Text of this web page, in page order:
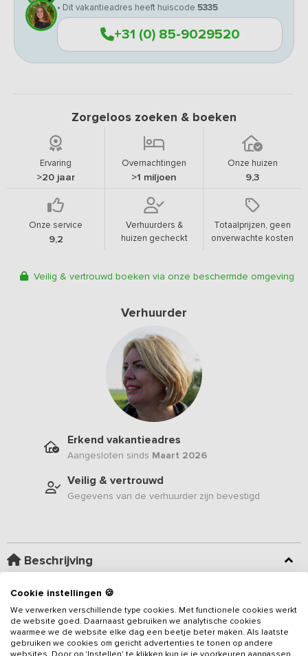
• Dit vakantieadres heeft huiscode 5335
+31 (0) 85-9029520
Zorgeloos zoeken & boeken
Ervaring
>20 jaar
Overnachtingen
>1 miljoen
Onze huizen
9,3
Onze service
9,2
Verhuurders &
huizen gecheckt
Totaalprijzen, geen
onverwachte kosten
Veilig & vertrouwd boeken via onze beschermde omgeving
Verhuurder
Erkend vakantieadres
Aangesloten sinds Maart 2026
Veilig & vertrouwd
Gegevens van de verhuurder zijn bevestigd
Beschrijving
Nieuw in ons aanbod sinds maart 2026
Hart van Nederland, midden tussen uitgestrekte weilanden en
karakteristieke polderlandschappen, ligt ditsfeervolle
vakantieadres voor 16 personen. De groepsaccommodatie
beschikt over1 sfeervolle verblijfsruimte en 6 slaapkamers en
Cookie instellingen 🍪
We verwerken verschillende type cookies. Met functionele cookies werkt
de website goed. Daarnaast gebruiken we analytische cookies
waarmee we de website elke dag een beetje beter maken. Als laatste
gebruiken we cookies om gericht advertenties te tonen op andere
websites. Door op 'Instellen' te klikken kun je je voorkeuren aanpassen.